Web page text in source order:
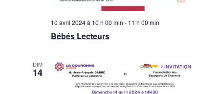
Bébés Lecteurs
10 avril 2024 à 10 h 00 min - 11 h 00 min
DIM
14